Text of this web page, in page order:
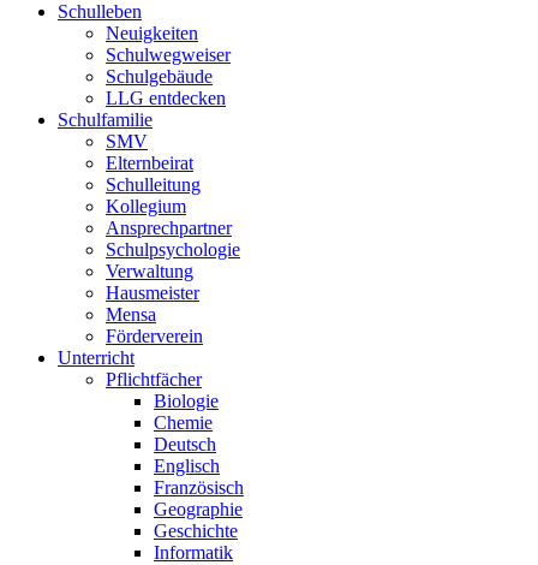
Schulleben
Neuigkeiten
Schulwegweiser
Schulgebäude
LLG entdecken
Schulfamilie
SMV
Elternbeirat
Schulleitung
Kollegium
Ansprechpartner
Schulpsychologie
Verwaltung
Hausmeister
Mensa
Förderverein
Unterricht
Pflichtfächer
Biologie
Chemie
Deutsch
Englisch
Französisch
Geographie
Geschichte
Informatik